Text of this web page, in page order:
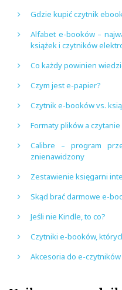
Gdzie kupić czytnik
Alfabet e-booków –
książek i czytników
Co każdy powinien
Czym jest e-papier?
Czytnik e-booków vs.
Formaty plików a
Calibre – program
znienawidzony
Zestawienie księgarni
Skąd brać darmowe e-
Jeśli nie Kindle, to co?
Czytniki e-booków,
Akcesoria do e-